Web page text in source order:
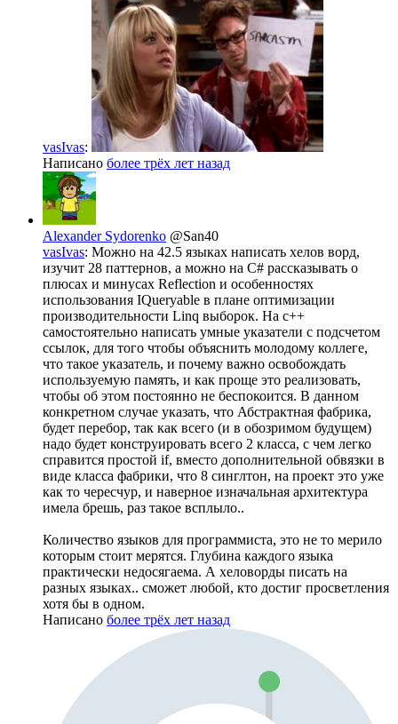
vasIvas:
Написано более трёх лет назад
Alexander Sydorenko @San40
vasIvas: Можно на 42.5 языках написать хелов ворд,
изучит 28 паттернов, а можно на C# рассказывать о
плюсах и минусах Reflection и особенностях
использования IQueryable в плане оптимизации
производительности Linq выборок. На с++
самостоятельно написать умные указатели с подсчетом
ссылок, для того чтобы объяснить молодому коллеге,
что такое указатель, и почему важно освобождать
используемую память, и как проще это реализовать,
чтобы об этом постоянно не беспокоится. В данном
конкретном случае указать, что Абстрактная фабрика,
будет перебор, так как всего (и в обозримом будущем)
надо будет конструировать всего 2 класса, с чем легко
справится простой if, вместо дополнительной обвязки в
виде класса фабрики, что 8 синглтон, на проект это уже
как то чересчур, и наверное изначальная архитектура
имела брешь, раз такое всплыло..
Количество языков для программиста, это не то мерило
которым стоит мерятся. Глубина каждого языка
практически недосягаема. А хеловорды писать на
разных языках.. сможет любой, кто достиг просветления
хотя бы в одном.
Написано более трёх лет назад